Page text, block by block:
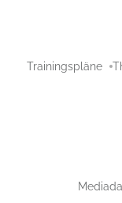
Trainingspläne